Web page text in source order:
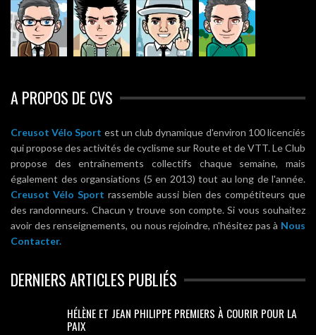
A PROPOS DE CVS
Creusot Vélo Sport est un club dynamique d'environ 100 licenciés
qui propose des activités de cyclisme sur Route et de VTT. Le Club
propose des entraînements collectifs chaque semaine, mais
également des organsiations (5 en 2013) tout au long de l'année.
Creusot Vélo Sport rassemble aussi bien des compétiteurs que
des randonneurs. Chacun y trouve son compte. Si vous souhaitez
avoir des renseignements, ou nous rejoindre, n'hésitez pas à Nous
Contacter.
DERNIERS ARTICLES PUBLIÉS
HÉLÈNE ET JEAN PHILIPPE PREMIERS À COURIR POUR LA
PAIX